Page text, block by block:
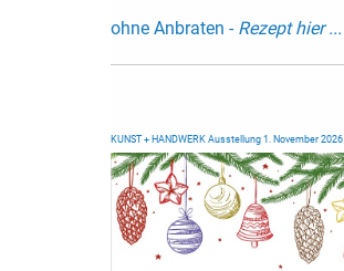
ohne Anbraten - Rezept hier ...
KUNST + HANDWERK Ausstellung 1. November 2026